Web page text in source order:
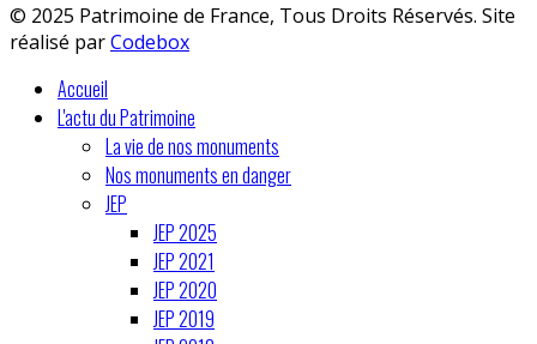
© 2025 Patrimoine de France, Tous Droits Réservés. Site
réalisé parCodebox
Accueil
L'actu du Patrimoine
La vie de nos monuments
Nos monuments en danger
JEP
JEP 2025
JEP 2021
JEP 2020
JEP 2019